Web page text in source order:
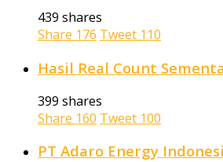
439 shares
Share 176 Tweet 110
Hasil Real Count
399 shares
Share 160 Tweet 100
PT Adaro Energy